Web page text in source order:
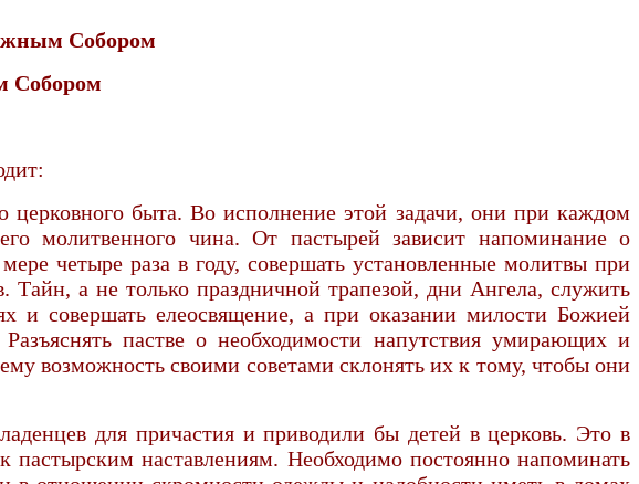
Собором
Собором
быта. Во исполнение этой задачи, они при каждом
молитвенного чина. От пастырей зависит напоминание о
четыре раза в году, совершать установленные молитвы при
а не только праздничной трапезой, дни Ангела, служить
и совершать елеосвящение, а при оказании милости Божией
пастве о необходимости напутствия умирающих и
возможность своими советами склонять их к тому, чтобы они
для причастия и приводили бы детей в церковь. Это в
наставлениям. Необходимо постоянно напоминать